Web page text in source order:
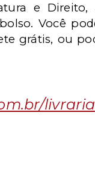
e
Você
grátis, ou
livraria